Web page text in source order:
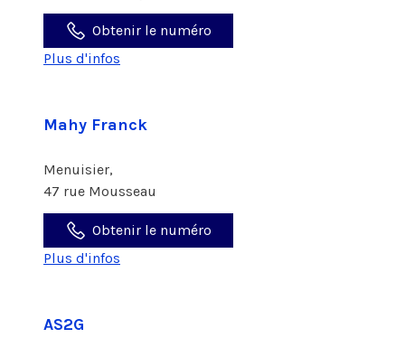
Obtenir le numéro
Plus d'infos
Mahy Franck
Menuisier,
47 rue Mousseau
Obtenir le numéro
Plus d'infos
AS2G